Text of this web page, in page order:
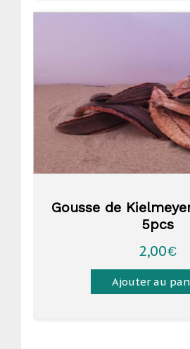
Gousse de
5pcs
2,00€
Ajouter au